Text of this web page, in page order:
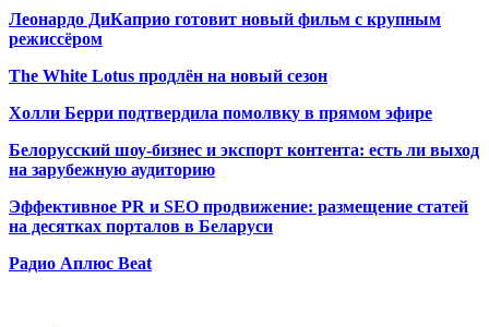
Леонардо ДиКаприо готовит новый фильм с крупным
режиссёром
The White Lotus продлён на новый сезон
Холли Берри подтвердила помолвку в прямом эфире
Белорусский шоу-бизнес и экспорт контента: есть ли выход
на зарубежную аудиторию
Эффективное PR и SEO продвижение: размещение статей
на десятках порталов в Беларуси
Радио Аплюс Beat